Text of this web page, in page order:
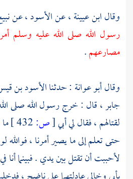
وقالابن عيينة ،عنالأسود ،عن
رسول الله صلى الله عليه وسلم
مصارعهم.
وقالأبو عوانة : حدثناالأسود بن
جابر ،قال : خرج رسول الله صلى
لقتالهم ، فقال لي أبي[ص:
حتى تعلم إلى ما يصير أمرنا ، فوالله
لأحببت أن تقتل بين يدي . فبينما